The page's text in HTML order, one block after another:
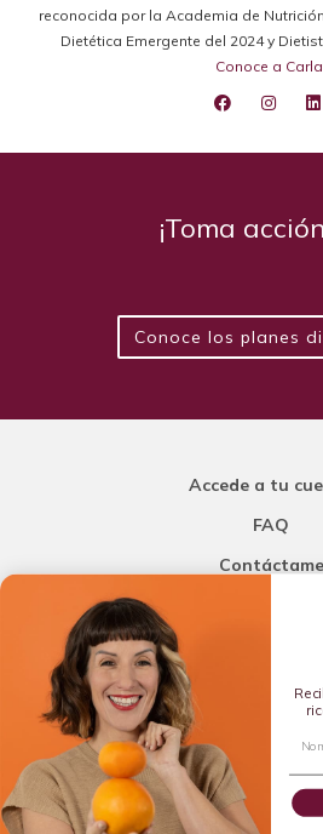
reconocida por la Academia de
Dietética Emergente del 2024 y
Conoce a Carla
¡Toma
Conoce los planes
Accede a tu
FAQ
Contáctame
Añade una porción de
Copyright © 2016-2026 Carla L. de la